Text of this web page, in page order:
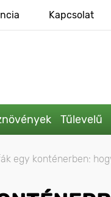
Kapcsolat
Tűlevelű
egy konténerben: